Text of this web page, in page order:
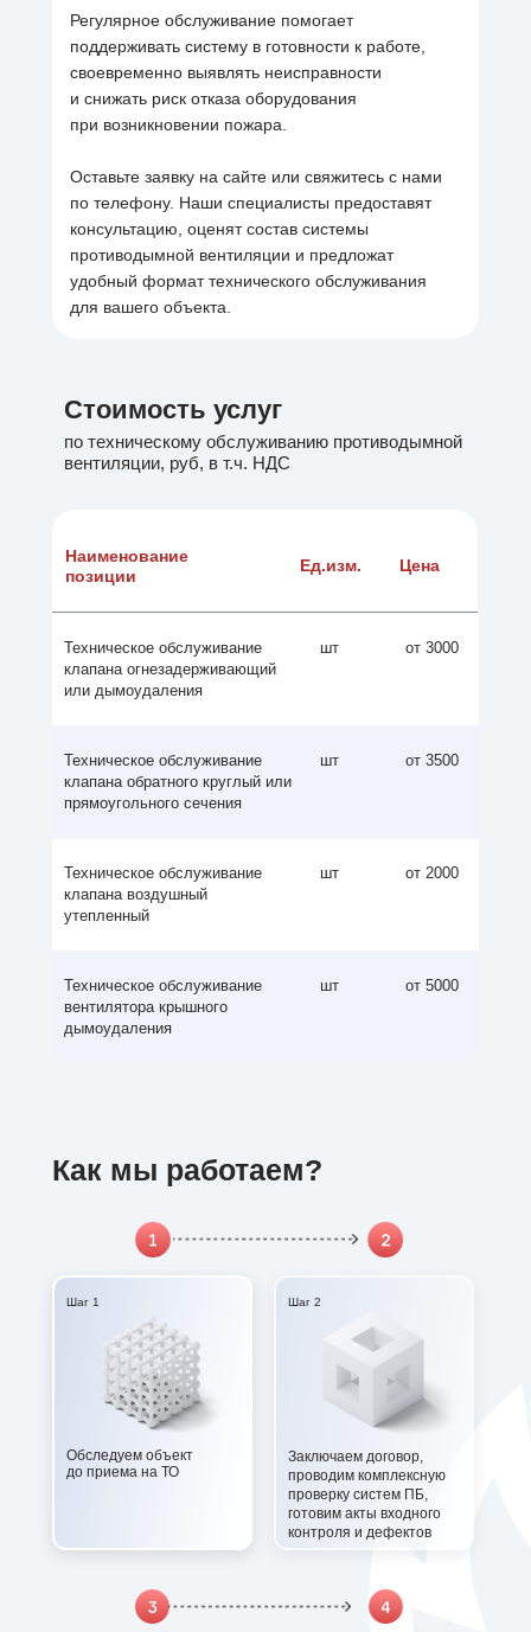
Регулярное обслуживание помогает
поддерживать систему в готовности к работе,
своевременно выявлять неисправности
и снижать риск отказа оборудования
при возникновении пожара.
Оставьте заявку на сайте или свяжитесь с нами
по телефону. Наши специалисты предоставят
консультацию, оценят состав системы
противодымной вентиляции и предложат
удобный формат технического обслуживания
для вашего объекта.
по техническому обслуживанию противодымной
вентиляции, руб, в т.ч. НДС
Стоимость услуг
Цена
Ед.изм.
Наименование
позиции
Техническое обслуживание
клапана огнезадерживающий
или дымоудаления
шт от 3000
Техническое обслуживание
клапана обратного круглый или
прямоугольного сечения
шт от 3500
Техническое обслуживание
клапана воздушный
утепленный
шт от 2000
Техническое обслуживание
вентилятора крышного
дымоудаления
шт от 5000
Как мы работаем?
Шаг 2
Шаг 1
Обследуем объект
до приема на ТО
Заключаем договор,
проводим комплексную
проверку систем ПБ,
готовим акты входного
контроля и дефектов